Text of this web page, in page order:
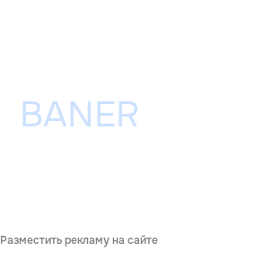
Разместить рекламу на сайте